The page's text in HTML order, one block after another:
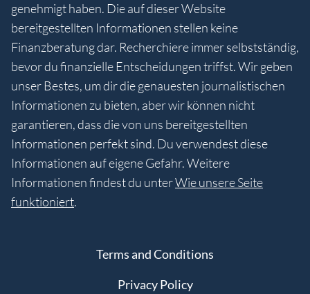
genehmigt haben. Die auf dieser Website
bereitgestellten Informationen stellen keine
Finanzberatung dar. Recherchiere immer selbstständig,
bevor du finanzielle Entscheidungen triffst. Wir geben
unser Bestes, um dir die genauesten journalistischen
Informationen zu bieten, aber wir können nicht
garantieren, dass die von uns bereitgestellten
Informationen perfekt sind. Du verwendest diese
Informationen auf eigene Gefahr. Weitere
Informationen findest du unterWie unsere Seite
funktioniert.
Terms and Conditions
Privacy Policy